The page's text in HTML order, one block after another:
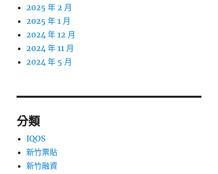
2025 年 2 月
2025 年 1 月
2024 年 12 月
2024 年 11 月
2024 年 5 月
分類
IQOS
新竹票貼
新竹融資